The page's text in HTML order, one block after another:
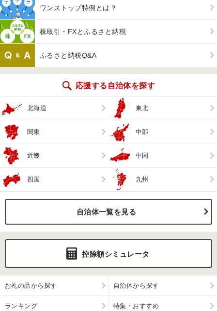
ワンストップ特例とは？
株取引・FXとふるさと納税
ふるさと納税Q&A
応援する自治体を探す
北海道 東北
関東 中部
近畿 中国
四国 九州
自治体一覧を見る
控除額シミュレータ
お礼の品から探す 自治体から探す
ランキング 特集・おすすめ